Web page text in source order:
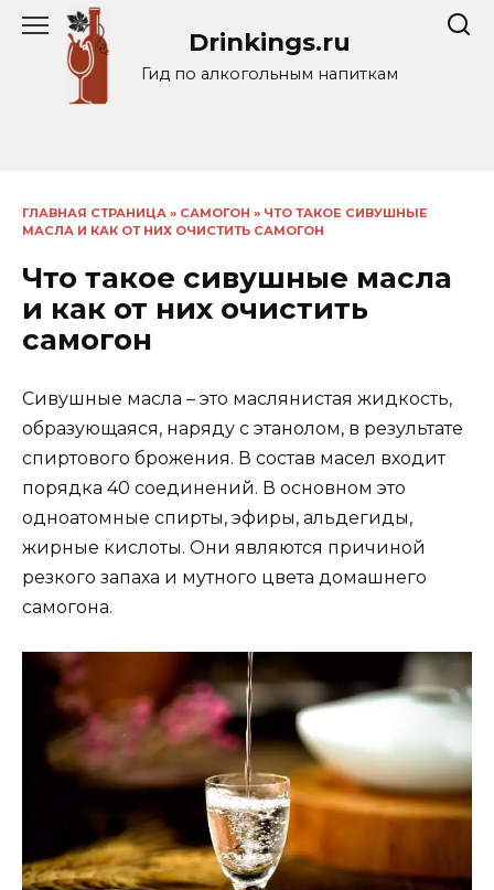
Перейти
содержанию
Drinkings.ru
Гид по алкогольным напиткам
ГЛАВНАЯ СТРАНИЦА » САМОГОН » ЧТО ТАКОЕ СИВУШНЫЕ
МАСЛА И КАК ОТ НИХ ОЧИСТИТЬ САМОГОН
Что такое сивушные масла
и как от них очистить
самогон
Сивушные масла – это маслянистая жидкость,
образующаяся, наряду с этанолом, в результате
спиртового брожения. В состав масел входит
порядка 40 соединений. В основном это
одноатомные спирты, эфиры, альдегиды,
жирные кислоты. Они являются причиной
резкого запаха и мутного цвета домашнего
самогона.